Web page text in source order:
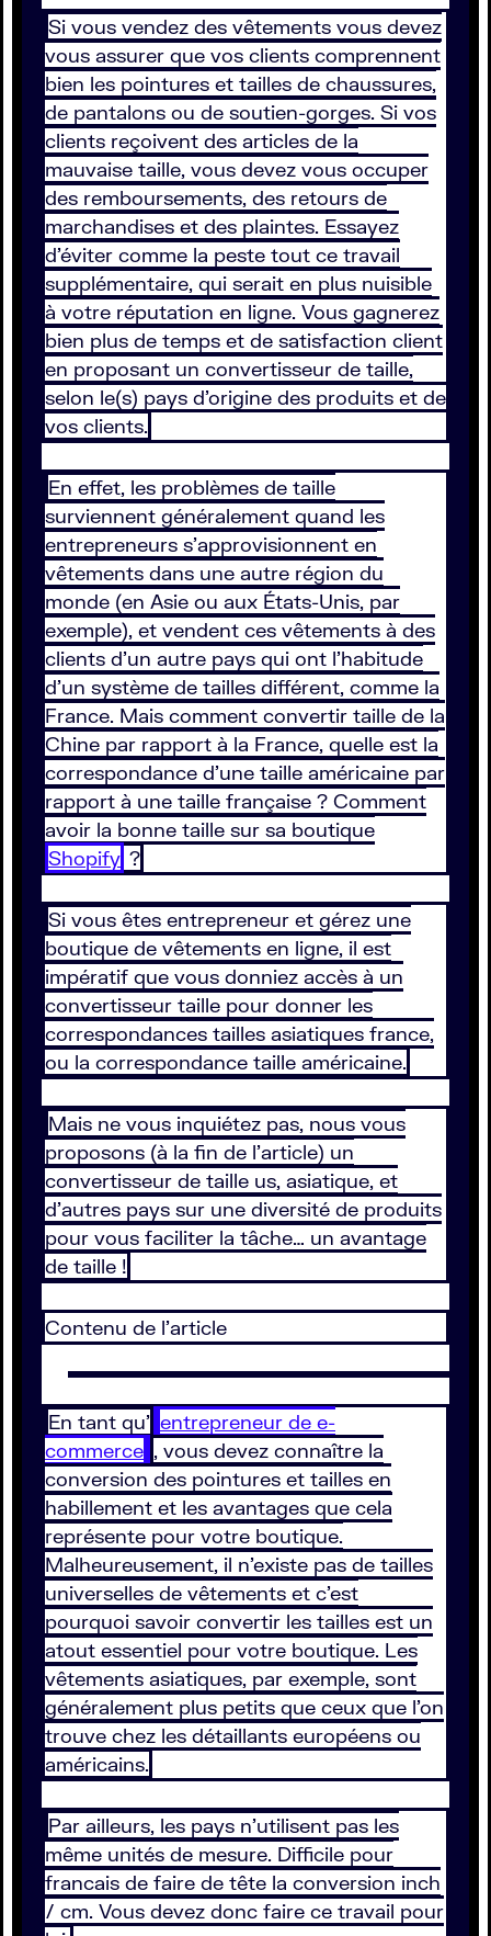
Si vous vendez des vêtements vous devez
vous assurer que vos clients comprennent
bien les pointures et tailles de chaussures,
de pantalons ou de soutien-gorges. Si vos
clients reçoivent des articles de la
mauvaise taille, vous devez vous occuper
des remboursements, des retours de
marchandises et des plaintes. Essayez
d’éviter comme la peste tout ce travail
supplémentaire, qui serait en plus nuisible
à votre réputation en ligne. Vous gagnerez
bien plus de temps et de satisfaction client
en proposant un convertisseur de taille,
selon le(s) pays d’origine des produits et de
vos clients.
En effet, les problèmes de taille
surviennent généralement quand les
entrepreneurs s’approvisionnent en
vêtements dans une autre région du
monde (en Asie ou aux États-Unis, par
exemple), et vendent ces vêtements à des
clients d’un autre pays qui ont l’habitude
d’un système de tailles différent, comme la
France. Mais comment convertir taille de la
Chine par rapport à la France, quelle est la
correspondance d’une taille américaine par
rapport à une taille française ? Comment
avoir la bonne taille sur sa boutique
Shopify ?
Si vous êtes entrepreneur et gérez une
boutique de vêtements en ligne, il est
impératif que vous donniez accès à un
convertisseur taille pour donner les
correspondances tailles asiatiques france,
ou la correspondance taille américaine.
Mais ne vous inquiétez pas, nous vous
proposons (à la fin de l'article) un
convertisseur de taille us, asiatique, et
d’autres pays sur une diversité de produits
pour vous faciliter la tâche… un avantage
de taille !
Contenu de l’article
En tant qu’ entrepreneur de e-
commerce , vous devez connaître la
conversion des pointures et tailles en
habillement et les avantages que cela
représente pour votre boutique.
Malheureusement, il n’existe pas de tailles
universelles de vêtements et c’est
pourquoi savoir convertir les tailles est un
atout essentiel pour votre boutique. Les
vêtements asiatiques, par exemple, sont
généralement plus petits que ceux que l’on
trouve chez les détaillants européens ou
américains.
Par ailleurs, les pays n'utilisent pas les
même unités de mesure. Difficile pour
francais de faire de tête la conversion inch
/ cm. Vous devez donc faire ce travail pour